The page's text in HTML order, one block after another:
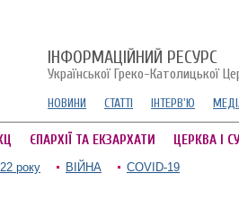
ІНФОРМАЦІЙНИЙ РЕСУРС
Української Греко-Католицької
НОВИНИ СТАТТІ ІНТЕРВ'Ю
ЄПАРХІЇ ТА ЕКЗАРХАТИ ЦЕРКВА І
року ВІЙНА COVID-19